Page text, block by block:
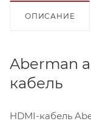
ОПИСАНИЕ
Aberman
кабель
HDMI-кабель